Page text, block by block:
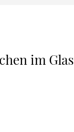
im Glas